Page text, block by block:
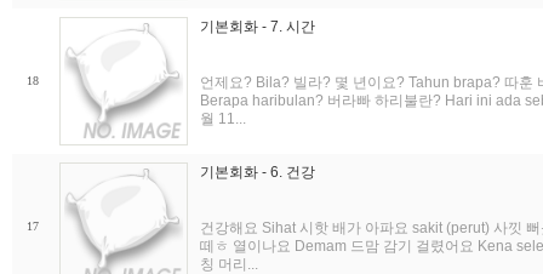
18
기본회화 - 7. 시간
언제요? Bila? 빌라? 몇 년이요? Tahun brapa? 따
Berapa haribulan? 버라빠 하리불란? Hari ini ada
월 11...
17
기본회화 - 6. 건강
건강해요 Sihat 시핫 배가 아파요 sakit (perut) 사낏
떼ㅎ 열이나요 Demam 드맘 감기 걸렸어요 Kena
칭 머리...